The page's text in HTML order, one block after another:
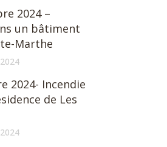
2024 –
un bâtiment
Marthe
2024- Incendie
de Les